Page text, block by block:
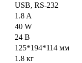
USB, RS-232
1.8 A
40 W
24 В
125*194*114 мм
1.8 кг